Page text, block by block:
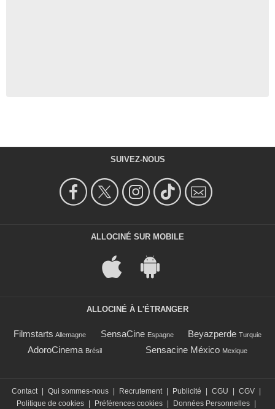
SUIVEZ-NOUS
ALLOCINÉ SUR MOBILE
ALLOCINÉ À L'ÉTRANGER
Filmstarts Allemagne SensaCine Espagne Beyazperde Turquie
AdoroCinema Brésil Sensacine México Mexique
Contact Qui sommes-nous Recrutement Publicité CGU CGV
Politique de cookies
Préférences cookies Données Personnelles